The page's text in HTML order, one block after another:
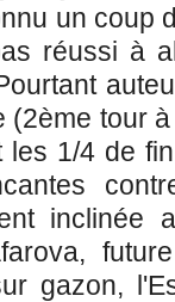
un coup
réussi à
tour
les 1/4 de
inclinée
gazon,